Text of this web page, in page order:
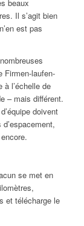
beaux
Il s’agit bien
est pas
Firmen-laufen-
à l’échelle de
– mais différent.
doivent
se met en
et télécharge le